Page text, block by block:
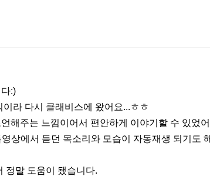
:)
라 다시 클래비스에 왔어요...ㅎㅎ
해주는 느낌이어서 편안하게 이야기할 수 있었
상에서 듣던 목소리와 모습이 자동재생 되기
정말 도움이 됐습니다.